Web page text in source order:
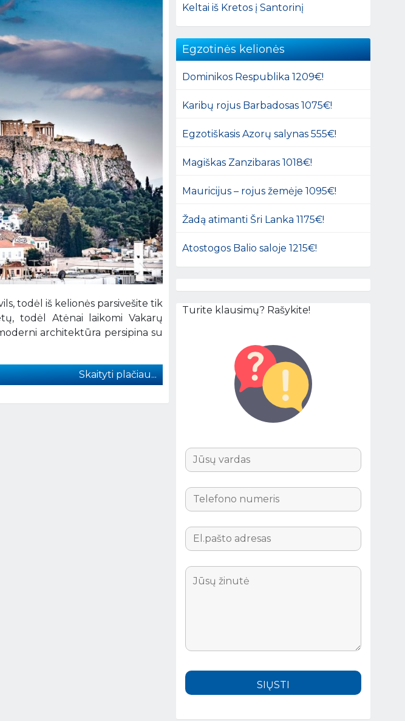
todėl iš kelionės parsivešite tik
todėl Atėnai laikomi Vakarų
architektūra persipina su
Skaityti plačiau...
Keltai iš Kretos į Santorinį
Egzotinės kelionės
Dominikos Respublika 1209€!
Karibų rojus Barbadosas 1075€!
Egzotiškasis Azorų salynas 555€!
Magiškas Zanzibaras 1018€!
Mauricijus – rojus žemėje 1095€!
Žadą atimanti Šri Lanka 1175€!
Atostogos Balio saloje 1215€!
Turite klausimų? Rašykite!